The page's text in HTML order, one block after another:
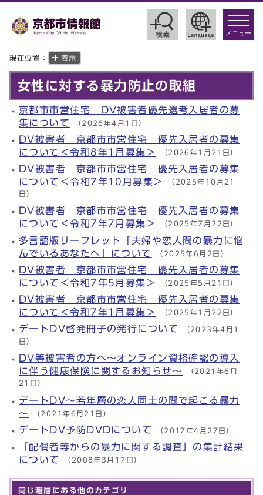
toggle
メニュー
現在位置： 表示
女性に対する暴力防止の取組
京都市市営住宅 DV被害者優先選考入居者の募
集について （2026年4月1日）
DV被害者 京都市市営住宅 優先入居者の募集
について＜令和8年1月募集＞ （2026年1月21日）
DV被害者 京都市市営住宅 優先入居者の募集
について＜令和7年10月募集＞ （2025年10月21
日）
DV被害者 京都市市営住宅 優先入居者の募集
について＜令和7年7月募集＞ （2025年7月22日）
多言語版リーフレット「夫婦や恋人間の暴力に悩
んでいるあなたへ」について （2025年6月2日）
DV被害者 京都市市営住宅 優先入居者の募集
について＜令和7年5月募集＞ （2025年5月21日）
DV被害者 京都市市営住宅 優先入居者の募集
について＜令和7年1月募集＞ （2025年1月22日）
デートDV啓発冊子の発行について （2023年4月1
日）
DV等被害者の方へ～オンライン資格確認の導入
に伴う健康保険に関するお知らせ～ （2021年6月
21日）
デートDV～若年層の恋人同士の間で起こる暴力
～ （2021年6月21日）
デートDV予防DVDについて （2017年4月27日）
「配偶者等からの暴力に関する調査」の集計結果
について （2008年3月17日）
同じ階層にある他のカテゴリ